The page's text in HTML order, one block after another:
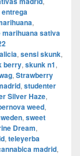
entrega
,
marihuana sativa
, sensi skunk,
berry, skunk n1,
, Strawberry
, studenter
Silver Haze,
weed,
, sweet
Dream,
, teleyerba
madrid,